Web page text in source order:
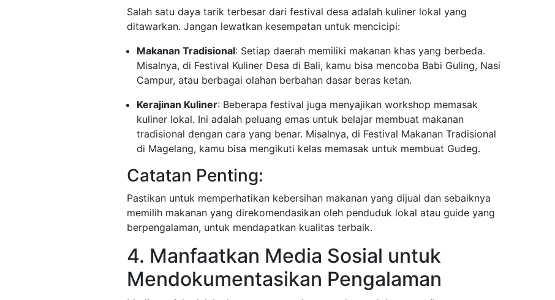
Salah satu daya tarik terbesar dari festival desa adalah kuliner lokal yang
ditawarkan. Jangan lewatkan kesempatan untuk mencicipi:
Makanan Tradisional: Setiap daerah memiliki makanan khas yang berbeda.
Misalnya, di Festival Kuliner Desa di Bali, kamu bisa mencoba Babi Guling, Nasi
Campur, atau berbagai olahan berbahan dasar beras ketan.
Kerajinan Kuliner: Beberapa festival juga menyajikan workshop memasak
kuliner lokal. Ini adalah peluang emas untuk belajar membuat makanan
tradisional dengan cara yang benar. Misalnya, di Festival Makanan Tradisional
di Magelang, kamu bisa mengikuti kelas memasak untuk membuat Gudeg.
Catatan Penting:
Pastikan untuk memperhatikan kebersihan makanan yang dijual dan sebaiknya
memilih makanan yang direkomendasikan oleh penduduk lokal atau guide yang
berpengalaman, untuk mendapatkan kualitas terbaik.
4. Manfaatkan Media Sosial untuk
Mendokumentasikan Pengalaman